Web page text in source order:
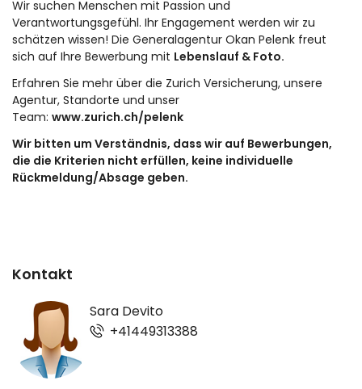
Wir suchen Menschen mit Passion und
Verantwortungsgefühl. Ihr Engagement werden wir zu
schätzen wissen! Die Generalagentur Okan Pelenk freut
sich auf Ihre Bewerbung mit Lebenslauf & Foto.
Erfahren Sie mehr über die Zurich Versicherung, unsere
Agentur, Standorte und unser
Team: www.zurich.ch/pelenk
Wir bitten um Verständnis, dass wir auf Bewerbungen,
die die Kriterien nicht erfüllen, keine individuelle
Rückmeldung/Absage geben.
Kontakt
Sara Devito
+41449313388